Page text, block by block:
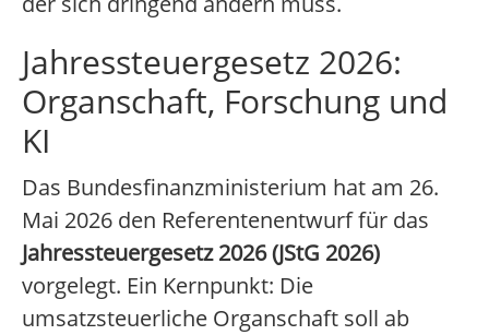
Jahressteuergesetz 2026:
Organschaft, Forschung und
KI
Das Bundesfinanzministerium hat am 26.
Mai 2026 den Referentenentwurf für das
Jahressteuergesetz 2026 (JStG 2026)
vorgelegt. Ein Kernpunkt: Die
umsatzsteuerliche Organschaft soll ab